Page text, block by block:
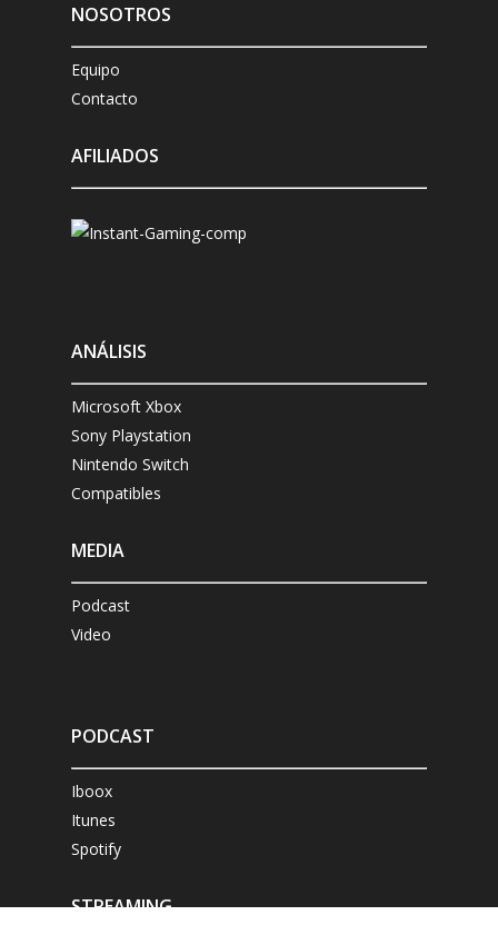
NOSOTROS
Equipo
Contacto
AFILIADOS
ANÁLISIS
Microsoft Xbox
Sony Playstation
Nintendo Switch
Compatibles
MEDIA
Podcast
Video
PODCAST
Iboox
Itunes
Spotify
STREAMING